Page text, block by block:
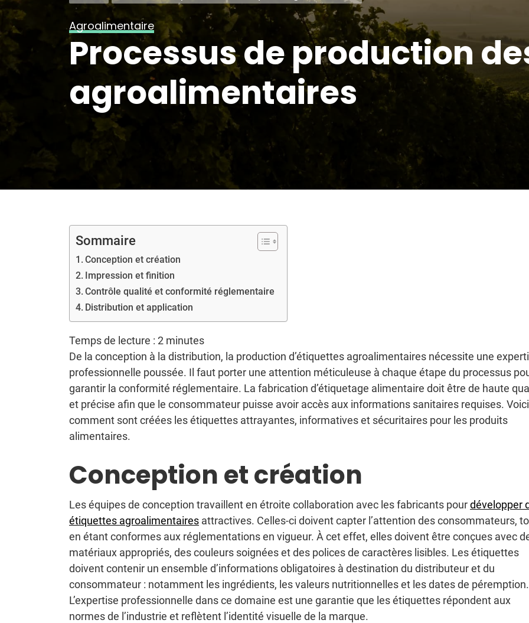
Agroalimentaire
Processus de production
agroalimentaires
Sommaire
Conception et création
Impression et finition
Contrôle qualité et conformité réglementaire
Distribution et application
Temps de lecture : 2 minutes
De la conception à la distribution, la production d’étiquettes agroalimentaires nécessite une
professionnelle poussée. Il faut porter une attention méticuleuse à chaque étape du processus
garantir la conformité réglementaire. La fabrication d’étiquetage alimentaire doit être de haute
et précise afin que le consommateur puisse avoir accès aux informations sanitaires requises. Voici
comment sont créées les étiquettes attrayantes, informatives et sécuritaires pour les produits
alimentaires.
Conception et création
Les équipes de conception travaillent en étroite collaboration avec les fabricants pourdévelopper
étiquettes agroalimentaires attractives. Celles-ci doivent capter l’attention des consommateurs,
en étant conformes aux réglementations en vigueur. À cet effet, elles doivent être conçues avec
matériaux appropriés, des couleurs soignées et des polices de caractères lisibles. Les étiquettes
doivent contenir un ensemble d’informations obligatoires à destination du distributeur et du
consommateur : notamment les ingrédients, les valeurs nutritionnelles et les dates de péremption.
L’expertise professionnelle dans ce domaine est une garantie que les étiquettes répondent aux
normes de l’industrie et reflètent l’identité visuelle de la marque.